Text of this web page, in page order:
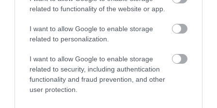
related to functionality of the website or app.
I want to allow Google to enable storage
related to personalization.
I want to allow Google to enable storage
related to security, including authentication
functionality and fraud prevention, and other
user protection.
Tunisz, Tunézia
Tanger, Marokkó
Alexandria, Egyiptom
Izmir, Törökország
Antalya, Törökország
Isztambul, Törökország